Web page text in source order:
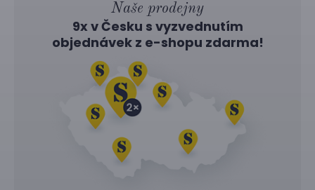
Naše prodejny
9x v Česku s vyzvednutím
objednávek z e-shopu zdarma!